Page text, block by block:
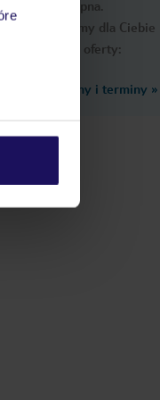
dostępna.
Przygotowaliśmy dla Ciebie
podobne oferty:
Zobacz inne ceny i terminy »